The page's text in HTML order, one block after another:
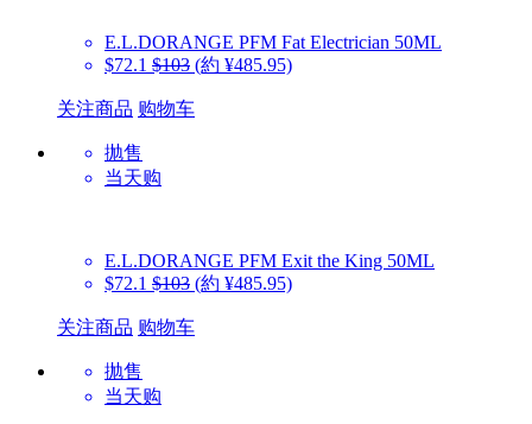
E.L.DORANGE PFM Fat Electrician 50ML
$72.1 $103 (約 ¥485.95)
关注商品 购物车
抛售
当天购
E.L.DORANGE PFM Exit the King 50ML
$72.1 $103 (約 ¥485.95)
关注商品 购物车
抛售
当天购